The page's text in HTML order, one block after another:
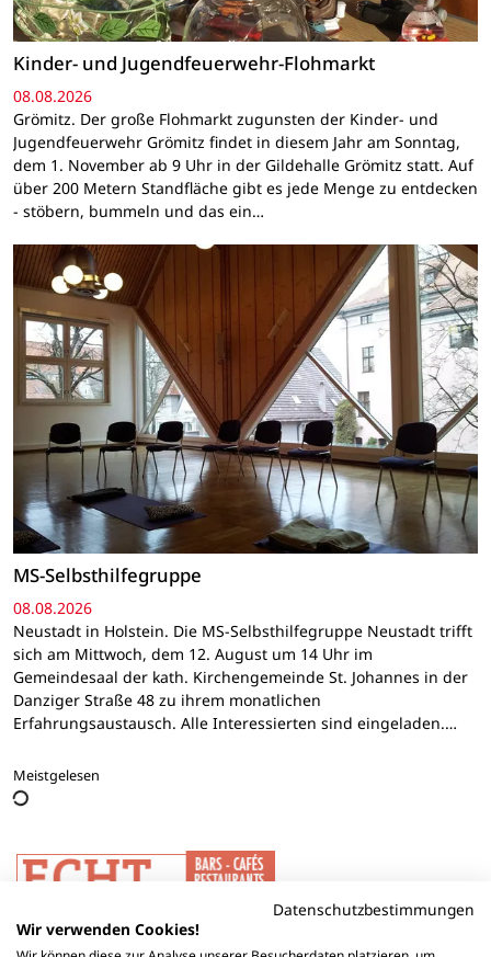
Kinder- und Jugendfeuerwehr-Flohmarkt
08.08.2026
Grömitz. Der große Flohmarkt zugunsten der Kinder- und
Jugendfeuerwehr Grömitz findet in diesem Jahr am Sonntag,
dem 1. November ab 9 Uhr in der Gildehalle Grömitz statt. Auf
über 200 Metern Standfläche gibt es jede Menge zu entdecken
- stöbern, bummeln und das ein…
MS-Selbsthilfegruppe
08.08.2026
Neustadt in Holstein. Die MS-Selbsthilfegruppe Neustadt trifft
sich am Mittwoch, dem 12. August um 14 Uhr im
Gemeindesaal der kath. Kirchengemeinde St. Johannes in der
Danziger Straße 48 zu ihrem monatlichen
Erfahrungsaustausch. Alle Interessierten sind eingeladen.…
Meistgelesen
Datenschutzbestimmungen
Wir verwenden Cookies!